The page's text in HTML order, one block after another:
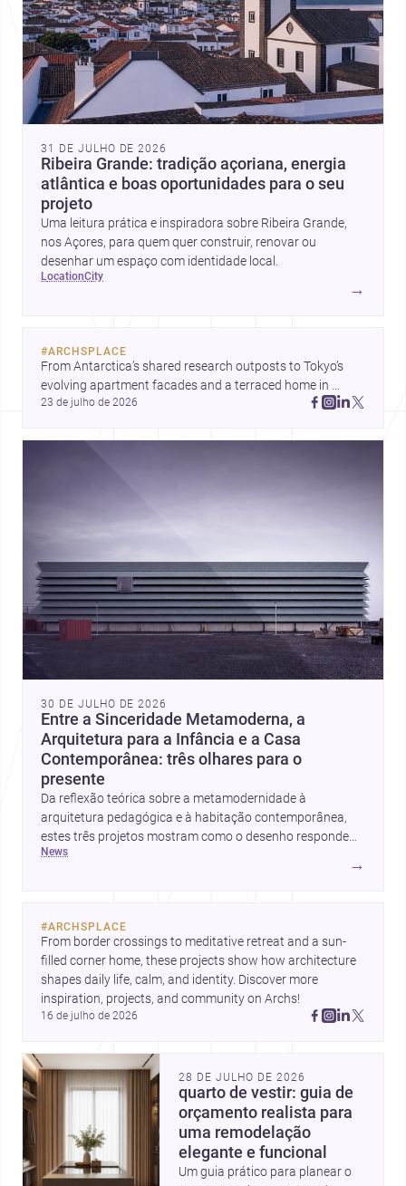
31 DE JULHO DE 2026
Ribeira Grande: tradição açoriana, energia
atlântica e boas oportunidades para o seu
projeto
Uma leitura prática e inspiradora sobre Ribeira Grande,
nos Açores, para quem quer construir, renovar ou
desenhar um espaço com identidade local.
location city
→
#ARCHSPLACE
From Antarctica’s shared research outposts to Tokyo’s
evolving apartment facades and a terraced home in
Amman, these projects show how architecture adapts to
23 de julho de 2026
30 DE JULHO DE 2026
Entre a Sinceridade Metamoderna, a
Arquitetura para a Infância e a Casa
Contemporânea: três olhares para o
presente
Da reflexão teórica sobre a metamodernidade à
arquitetura pedagógica e à habitação contemporânea,
estes três projetos mostram como o desenho responde
hoje a emoção, uso e contexto. Para arquitetos, são
pistas valiosas sobre como criar espaços mais humanos,
news
→
#ARCHSPLACE
From border crossings to meditative retreat and a sun-
filled corner home, these projects show how architecture
shapes daily life, calm, and identity. Discover more
inspiration, projects, and community on Archs!
16 de julho de 2026
28 DE JULHO DE 2026
quarto de vestir: guia de
orçamento realista para
uma remodelação
elegante e funcional
Um guia prático para planear o